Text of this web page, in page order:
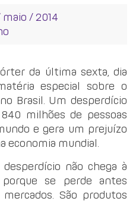
maio / 2014
da última sexta, dia
especial sobre o
Brasil. Um desperdício
milhões de pessoas
e gera um prejuízo
economia mundial.
não chega à
se perde antes
São produtos